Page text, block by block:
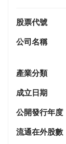
股票代號
公司名稱
產業分類
成立日期
公開發行年度
流通在外股數